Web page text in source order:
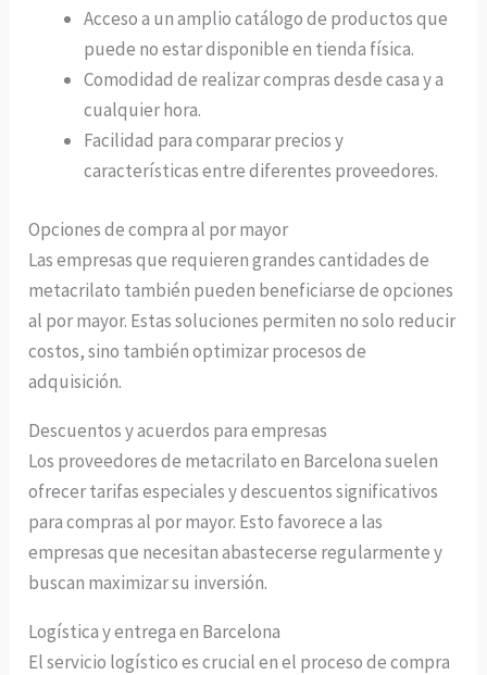
Acceso a un amplio catálogo de productos que
puede no estar disponible en tienda física.
Comodidad de realizar compras desde casa y a
cualquier hora.
Facilidad para comparar precios y
características entre diferentes proveedores.
Opciones de compra al por mayor
Las empresas que requieren grandes cantidades de
metacrilato también pueden beneficiarse de opciones
al por mayor. Estas soluciones permiten no solo reducir
costos, sino también optimizar procesos de
adquisición.
Descuentos y acuerdos para empresas
Los proveedores de metacrilato en Barcelona suelen
ofrecer tarifas especiales y descuentos significativos
para compras al por mayor. Esto favorece a las
empresas que necesitan abastecerse regularmente y
buscan maximizar su inversión.
Logística y entrega en Barcelona
El servicio logístico es crucial en el proceso de compra